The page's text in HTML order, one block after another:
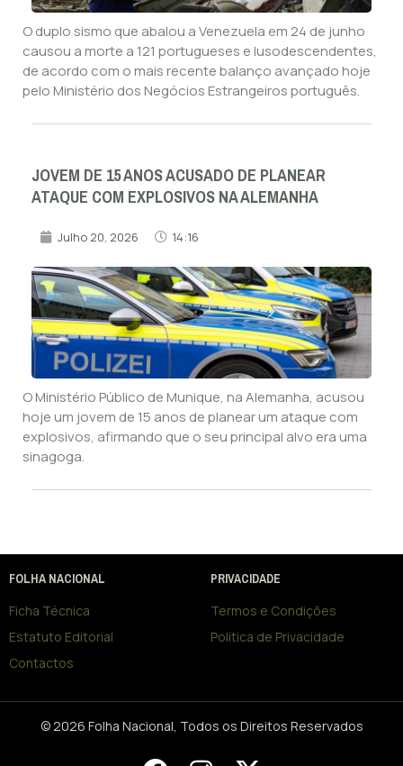
O duplo sismo que abalou a Venezuela em 24 de junho
causou a morte a 121 portugueses e lusodescendentes,
de acordo com o mais recente balanço avançado hoje
pelo Ministério dos Negócios Estrangeiros português.
JOVEM DE 15 ANOS ACUSADO DE PLANEAR
ATAQUE COM EXPLOSIVOS NA ALEMANHA
Julho 20, 2026 14:16
O Ministério Público de Munique, na Alemanha, acusou
hoje um jovem de 15 anos de planear um ataque com
explosivos, afirmando que o seu principal alvo era uma
sinagoga.
FOLHA NACIONAL
Ficha Técnica
Estatuto Editorial
Contactos
PRIVACIDADE
Termos e Condições
Política de Privacidade
© 2026 Folha Nacional, Todos os Direitos Reservados